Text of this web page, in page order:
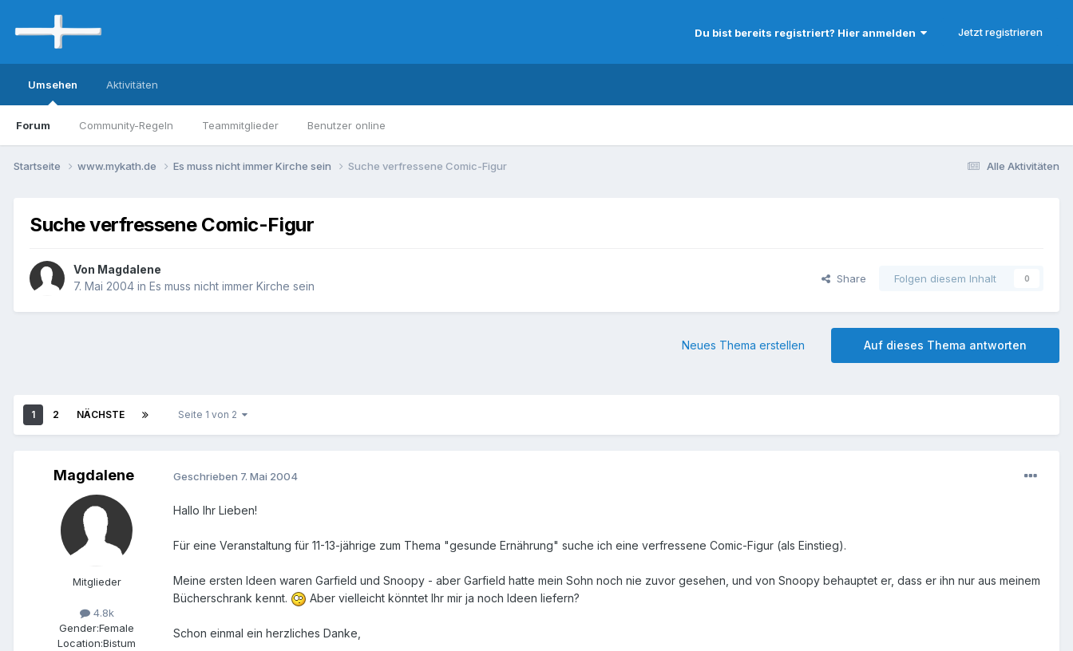
Du bist bereits registriert? Hier anmelden Jetzt registrieren
Umsehen
Forum Community-Regeln Teammitglieder Benutzer online
Aktivitäten
Alle Aktivitäten
Startseite www.mykath.de Es muss nicht immer Kirche sein Suche verfressene Comic-Figur
Suche verfressene Comic-Figur
Von Magdalene
7. Mai 2004 in Es muss nicht immer Kirche sein
Share Folgen diesem Inhalt 0
Auf dieses Thema antworten
Neues Thema erstellen
1 2 NÄCHSTE Seite 1 von 2
Magdalene
Mitglieder
4.8k
Gender:Female
Location:Bistum
Geschrieben 7. Mai 2004
Hallo Ihr Lieben!
Für eine Veranstaltung für 11-13-jährige zum Thema "gesunde Ernährung" suche ich eine verfressene Comic-Figur (als Einstieg).
Meine ersten Ideen waren Garfield und Snoopy - aber Garfield hatte mein Sohn noch nie zuvor gesehen, und von Snoopy behauptet er, dass er ihn nur aus meinem
Bücherschrank kennt.
Aber vielleicht könntet Ihr mir ja noch Ideen liefern?
Schon einmal ein herzliches Danke,